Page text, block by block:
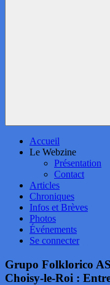
Accueil
Le Webzine
Présentation
Contact
Articles
Chroniques
Infos et Brèves
Photos
Événements
Se connecter
Grupo Folklorico
Choisy-le-Roi :